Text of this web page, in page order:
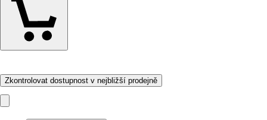
Zkontrolovat dostupnost v nejbližší prodejně